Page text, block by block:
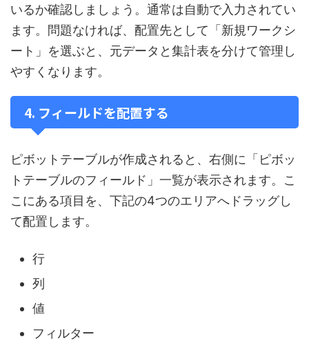
いるか確認しましょう。通常は自動で入力されてい
ます。問題なければ、配置先として「新規ワークシ
ート」を選ぶと、元データと集計表を分けて管理し
やすくなります。
4. フィールドを配置する
ピボットテーブルが作成されると、右側に「ピボッ
トテーブルのフィールド」一覧が表示されます。こ
こにある項目を、下記の4つのエリアへドラッグし
て配置します。
行
列
値
フィルター